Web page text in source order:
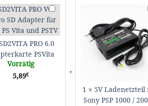
SD2VITA
PRO
6.0
Adapterkarte
PSVita
PRO 6.0
PSVita
Vorrätig
5,89€
/
1 ×5V Ladenetzteil
Sony PSP 1000 /